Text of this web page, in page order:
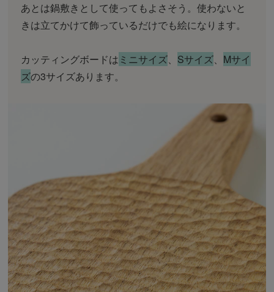
あとは鍋敷きとして使ってもよさそう。使わないと
きは立てかけて飾っているだけでも絵になります。
カッティングボードは ミニサイズ、 Sサイズ、 Mサイ
ズの3サイズあります。